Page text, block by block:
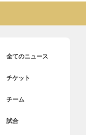
全てのニュース
チケット
チーム
試合